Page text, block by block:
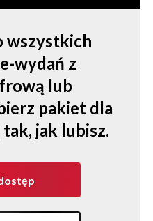
wszystkich
wydań z
lub
pakiet dla
jak lubisz.